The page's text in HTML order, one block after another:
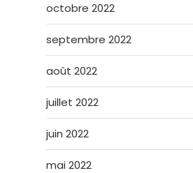
octobre 2022
septembre 2022
août 2022
juillet 2022
juin 2022
mai 2022